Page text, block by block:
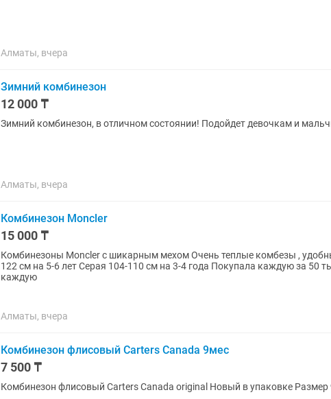
Алматы, вчера
Зимний комбинезон
12 000 ₸
Зимний комбинезон, в отличном состоянии! Подойдет девочкам и
Алматы, вчера
Комбинезон Moncler
15 000 ₸
Комбинезоны Moncler с шикарным мехом Очень теплые комбезы , удобные Фиолетовая 116-
122 см на 5-6 лет Серая 104-110 см на 3-4 года Покупала каждую за 50 тыс. Продам за 15 тыс
каждую
Алматы, вчера
Комбинезон флисовый Carters Canada 9мес
7 500 ₸
Комбинезон флисовый Carters Canada original Новый в упаковке